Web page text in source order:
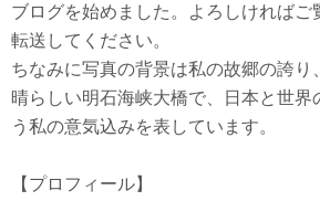
ブログを始めました。よろしければご
転送してください。
ちなみに写真の背景は私の故郷の誇り
晴らしい明石海峡大橋で、日本と世界
う私の意気込みを表しています。
【プロフィール】